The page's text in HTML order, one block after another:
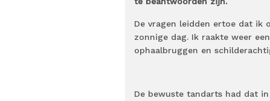
De vragen leidden ertoe dat ik
zonnige dag. Ik raakte weer
ophaalbruggen en
De bewuste tandarts had dat